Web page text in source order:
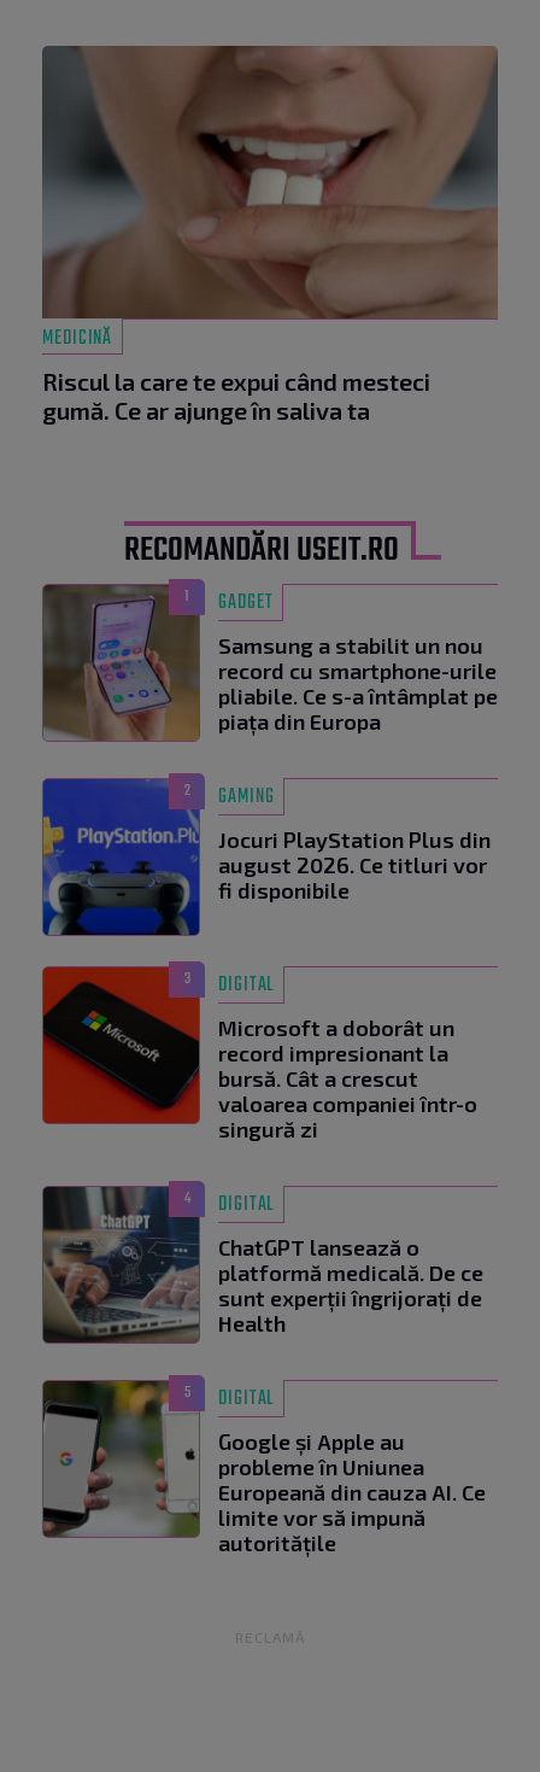
MEDICINĂ
Riscul la care te expui când mesteci
gumă. Ce ar ajunge în saliva ta
RECOMANDĂRI USEIT.RO
1 GADGET
Samsung a stabilit un nou
record cu smartphone-urile
pliabile. Ce s-a întâmplat pe
piața din Europa
2 GAMING
Jocuri PlayStation Plus din
august 2026. Ce titluri vor
fi disponibile
3 DIGITAL
Microsoft a doborât un
record impresionant la
bursă. Cât a crescut
valoarea companiei într-o
singură zi
4 DIGITAL
ChatGPT lansează o
platformă medicală. De ce
sunt experții îngrijorați de
Health
5 DIGITAL
Google și Apple au
probleme în Uniunea
Europeană din cauza AI. Ce
limite vor să impună
autoritățile
RECLAMĂ